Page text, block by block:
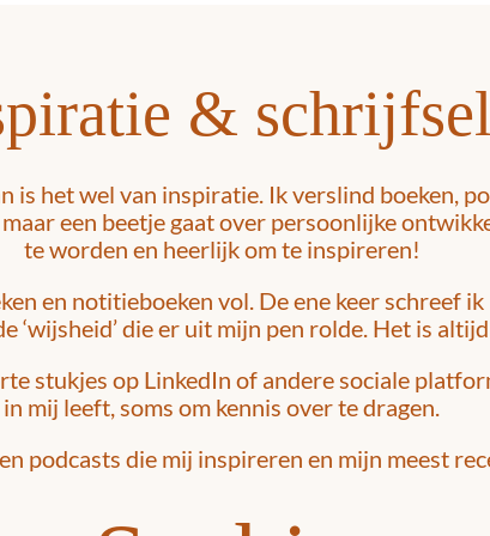
&
is het wel van inspiratie. Ik verslind boeken,
een beetje gaat over persoonlijke
te worden en heerlijk om te inspireren!
en notitieboeken vol. De ene keer schreef ik
‘wijsheid’ die er uit mijn pen rolde. Het is
stukjes op LinkedIn of andere sociale
in mij leeft, soms om kennis over te dragen.
podcasts die mij inspireren en mijn meest